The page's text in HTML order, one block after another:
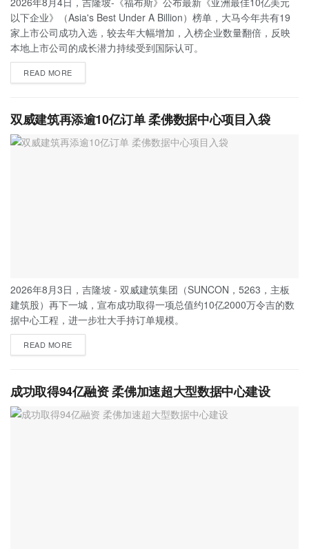
以下企业》（Asia's Best Under A Billion）榜单，大马今年共有19
家上市公司成功入选，较去年大幅增加，入榜企业数量翻倍，反映
本地上市公司的成长潜力持续受到国际认可。
READ MORE
双威建筑再添逾10亿订单 柔佛数据中心项目入袋
2026年8月3日，吉隆坡 - 双威建筑集团（SUNCON，5263，主板
建筑股）再下一城，宣布成功取得一项总值约10亿2000万令吉的数
据中心工程，进一步壮大手持订单规模。
READ MORE
成功取得94亿融资 柔佛加速超大型数据中心建设